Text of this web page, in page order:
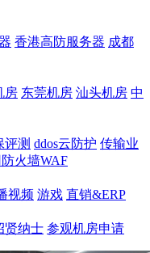
香港高防服务器 成都
房 东莞机房 汕头机房 中
评测 ddos云防护 传输业
火墙WAF
视频 游戏 直销&ERP
贤纳士 参观机房申请